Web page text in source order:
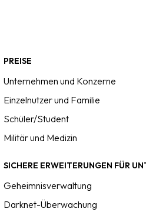
PREISE
Unternehmen und Konzerne
Einzelnutzer und Familie
Schüler/Student
Militär und Medizin
SICHERE ERWEITERUNGEN FÜR
Geheimnisverwaltung
Darknet-Überwachung